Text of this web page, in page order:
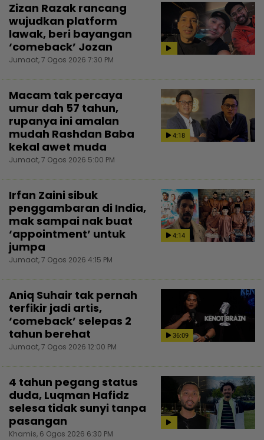
Zizan Razak rancang
wujudkan platform
lawak, beri bayangan
‘comeback’ Jozan
Jumaat, 7 Ogos 2026 7:30 PM
4:18
Macam tak percaya
umur dah 57 tahun,
rupanya ini amalan
mudah Rashdan Baba
kekal awet muda
Jumaat, 7 Ogos 2026 5:00 PM
4:14
Irfan Zaini sibuk
penggambaran di India,
mak sampai nak buat
‘appointment’ untuk
jumpa
Jumaat, 7 Ogos 2026 4:15 PM
36:09
Aniq Suhair tak pernah
terfikir jadi artis,
‘comeback’ selepas 2
tahun berehat
Jumaat, 7 Ogos 2026 12:00 PM
4 tahun pegang status
duda, Luqman Hafidz
selesa tidak sunyi tanpa
pasangan
Khamis, 6 Ogos 2026 6:30 PM